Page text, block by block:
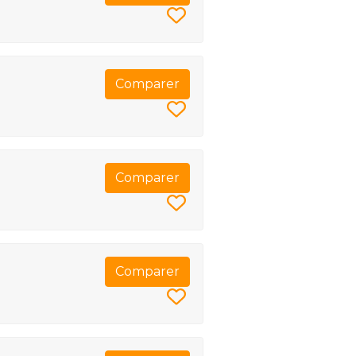
Comparer
Comparer
Comparer